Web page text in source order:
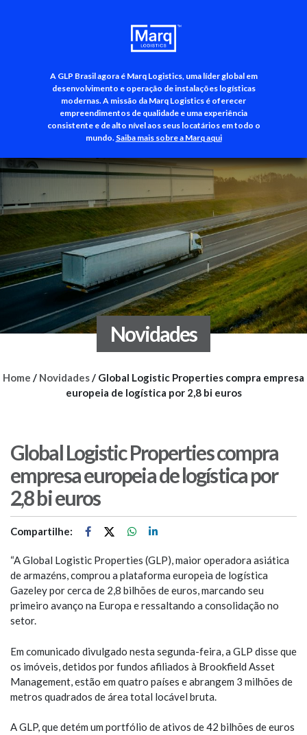
A GLP Brasil agora é Marq Logistics, uma líder global em
desenvolvimento e operação de instalações logísticas
modernas. A missão da Marq Logistics é oferecer
empreendimentos de qualidade e uma experiência
consistente e de alto nível aos seus locatários em todo o
mundo. Saiba mais sobre a Marq aqui
+55 (11) 3500-3700
Novidades
Home / Novidades/ Global Logistic Properties compra empresa
europeia de logística por 2,8 bi euros
Global Logistic Properties compra
empresa europeia de logística por
2,8 bi euros
Compartilhe:
“A Global Logistic Properties (GLP), maior operadora asiática
de armazéns, comprou a plataforma europeia de logística
Gazeley por cerca de 2,8 bilhões de euros, marcando seu
primeiro avanço na Europa e ressaltando a consolidação no
setor.
Em comunicado divulgado nesta segunda-feira, a GLP disse que
os imóveis, detidos por fundos afiliados à Brookfield Asset
Management, estão em quatro países e abrangem 3 milhões de
metros quadrados de área total locável bruta.
A GLP, que detém um portfólio de ativos de 42 bilhões de euros